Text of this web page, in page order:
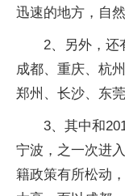
迅速的地方，自
2、另外，还
成都、重庆、杭
郑州、长沙、东
3、其中和
宁波，之一次进
籍政策有所松动